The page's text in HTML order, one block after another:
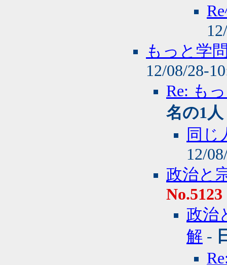
もっと学
12/08/28-
Re: も
名の1人
同じ
12/
政治と
No.5123
政治
解 -